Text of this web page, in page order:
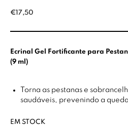
€17,50
Ecrinal Gel Fortificante para
(9 ml)
Torna as pestanas e
saudáveis, prevenindo a
EM STOCK